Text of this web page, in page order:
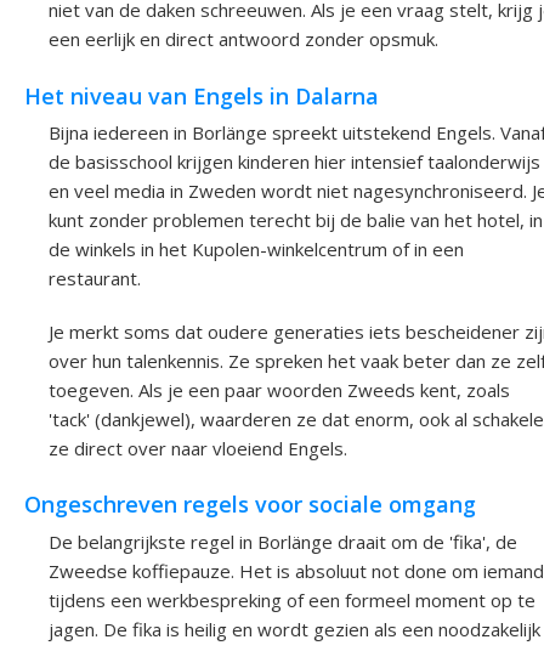
niet van de daken schreeuwen. Als je een vraag stelt, krijg
een eerlijk en direct antwoord zonder opsmuk.
Het niveau van Engels in Dalarna
Bijna iedereen in Borlänge spreekt uitstekend Engels.
de basisschool krijgen kinderen hier intensief taalonderwijs
en veel media in Zweden wordt niet nagesynchroniseerd.
kunt zonder problemen terecht bij de balie van het hotel, in
de winkels in het Kupolen-winkelcentrum of in een
restaurant.
Je merkt soms dat oudere generaties iets bescheidener
over hun talenkennis. Ze spreken het vaak beter dan ze
toegeven. Als je een paar woorden Zweeds kent, zoals
'tack' (dankjewel), waarderen ze dat enorm, ook al
ze direct over naar vloeiend Engels.
Ongeschreven regels voor sociale omgang
De belangrijkste regel in Borlänge draait om de 'fika', de
Zweedse koffiepauze. Het is absoluut not done om iemand
tijdens een werkbespreking of een formeel moment op te
jagen. De fika is heilig en wordt gezien als een noodzakelijk